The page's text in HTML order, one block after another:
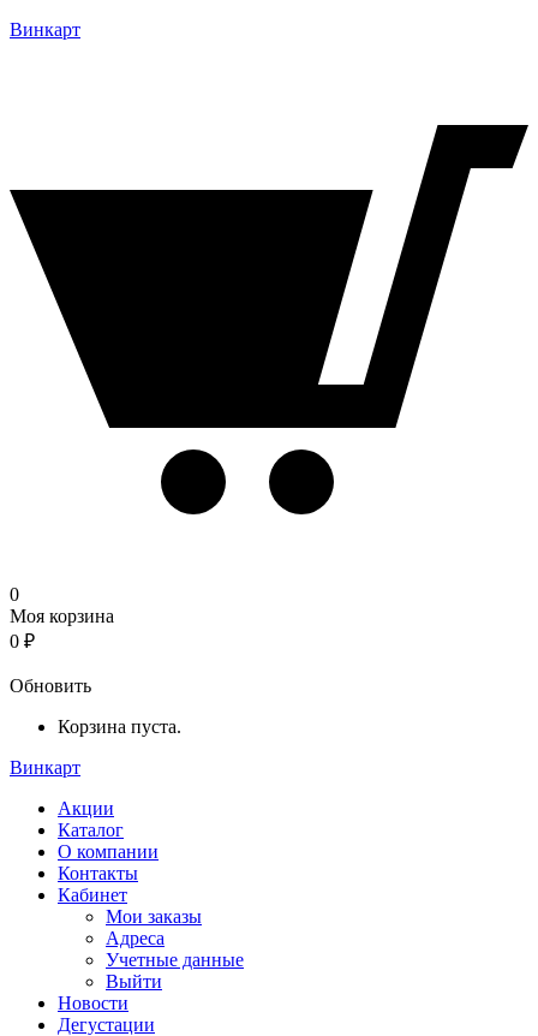
Винкарт
0
Моя корзина
0 ₽
Обновить
Корзина пуста.
Винкарт
Акции
Каталог
О компании
Контакты
Кабинет
Мои заказы
Адреса
Учетные данные
Выйти
Новости
Дегустации